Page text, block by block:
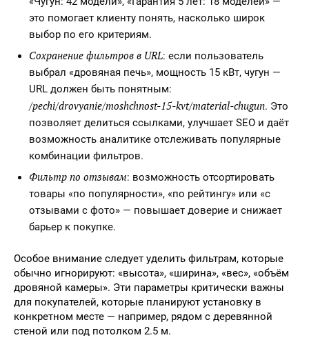
это помогает клиенту понять, насколько широк
выбор по его критериям.
Сохранение фильтров в URL: если пользователь
выбрал «дровяная печь», мощность 15 кВт, чугун —
URL должен быть понятным:
/pechi/drovyanie/moshchnost-15-kvt/material-chugun. Это
позволяет делиться ссылками, улучшает SEO и даёт
возможность аналитике отслеживать популярные
комбинации фильтров.
Фильтр по отзывам: возможность отсортировать
товары «по популярности», «по рейтингу» или «с
отзывами с фото» — повышает доверие и снижает
барьер к покупке.
Особое внимание следует уделить фильтрам, которые
обычно игнорируют: «высота», «ширина», «вес», «объём
дровяной камеры». Эти параметры критически важны
для покупателей, которые планируют установку в
конкретном месте — например, рядом с деревянной
стеной или под потолком 2.5 м.